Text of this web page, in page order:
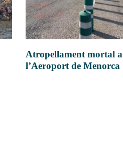
Atropellament mortal a
l’Aeroport de Menorca